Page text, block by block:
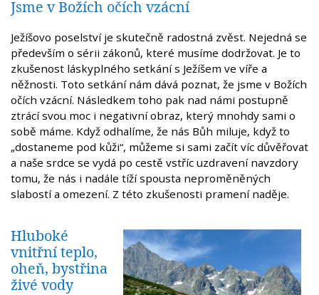
Jsme v Božích očích vzácní
Ježíšovo poselství je skutečně radostná zvěst. Nejedná se
především o sérii zákonů, které musíme dodržovat. Je to
zkušenost láskyplného setkání s Ježíšem ve víře a
něžnosti. Toto setkání nám dává poznat, že jsme v Božích
očích vzácní. Následkem toho pak nad námi postupně
ztrácí svou moc i negativní obraz, který mnohdy sami o
sobě máme. Když odhalíme, že nás Bůh miluje, když to
„dostaneme pod kůži“, můžeme si sami začít víc důvěřovat
a naše srdce se vydá po cestě vstříc uzdravení navzdory
tomu, že nás i nadále tíží spousta neproměněných
slabostí a omezení. Z této zkušenosti pramení naděje.
Hluboké
vnitřní teplo,
oheň, bystřina
živé vody